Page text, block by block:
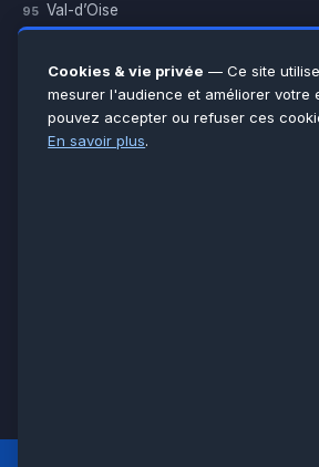
95 Val-d’Oise
Essonne
Seine-et-Marne
Voir toutes les villes →
Cookies & vie privée — Ce site
mesurer l'audience et améliorer votre
pouvez accepter ou refuser ces
En savoir plus.